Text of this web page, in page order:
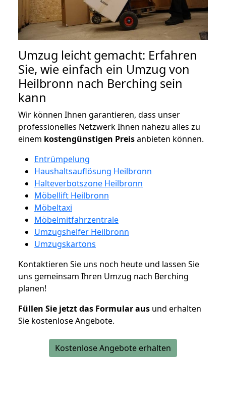
Umzug leicht gemacht: Erfahren
Sie, wie einfach ein Umzug von
Heilbronn nach Berching sein
kann
Wir können Ihnen garantieren, dass unser
professionelles Netzwerk Ihnen nahezu alles zu
einem kostengünstigen Preisanbieten können.
Entrümpelung
Haushaltsauflösung Heilbronn
Halteverbotszone Heilbronn
Möbellift Heilbronn
Möbeltaxi
Möbelmitfahrzentrale
Umzugshelfer Heilbronn
Umzugskartons
Kontaktieren Sie uns noch heute und lassen Sie
uns gemeinsam Ihren Umzug nach Berching
planen!
Füllen Sie jetzt das Formular aus und erhalten
Sie kostenlose Angebote.
Kostenlose Angebote erhalten